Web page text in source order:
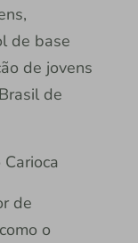
de base
de jovens
de
de
o